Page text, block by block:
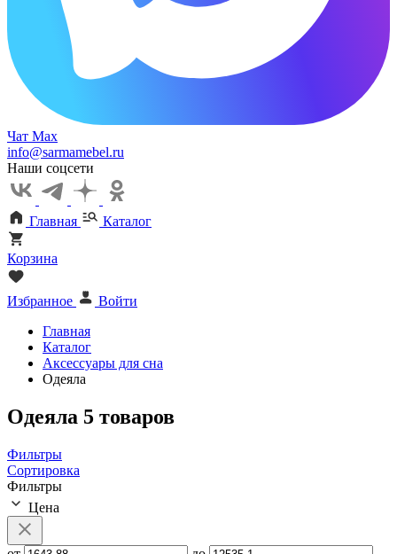
Чат Max
info@sarmamebel.ru
Наши соцсети
Главная Каталог
Корзина
Избранное
Войти
Главная
Каталог
Аксессуары для сна
Одеяла
Одеяла 5 товаров
Фильтры
Сортировка
Фильтры
Цена